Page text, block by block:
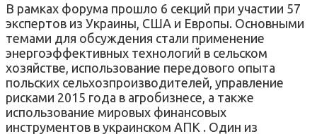
В рамках форума прошло 6 секций при участии 57
экспертов из Украины, США и Европы. Основными
темами для обсуждения стали применение
энергоэффективных технологий в сельском
хозяйстве, использование передового опыта
польских сельхозпроизводителей, управление
рисками 2015 года в агробизнесе, а также
использование мировых финансовых
инструментов в украинском АПК . Один из